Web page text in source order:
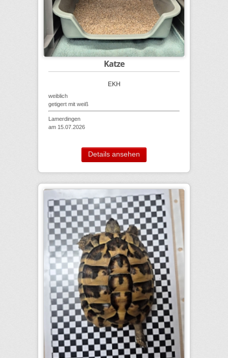
Katze
EKH
weiblich
getigert mit weiß
Lamerdingen
am 15.07.2026
Details ansehen